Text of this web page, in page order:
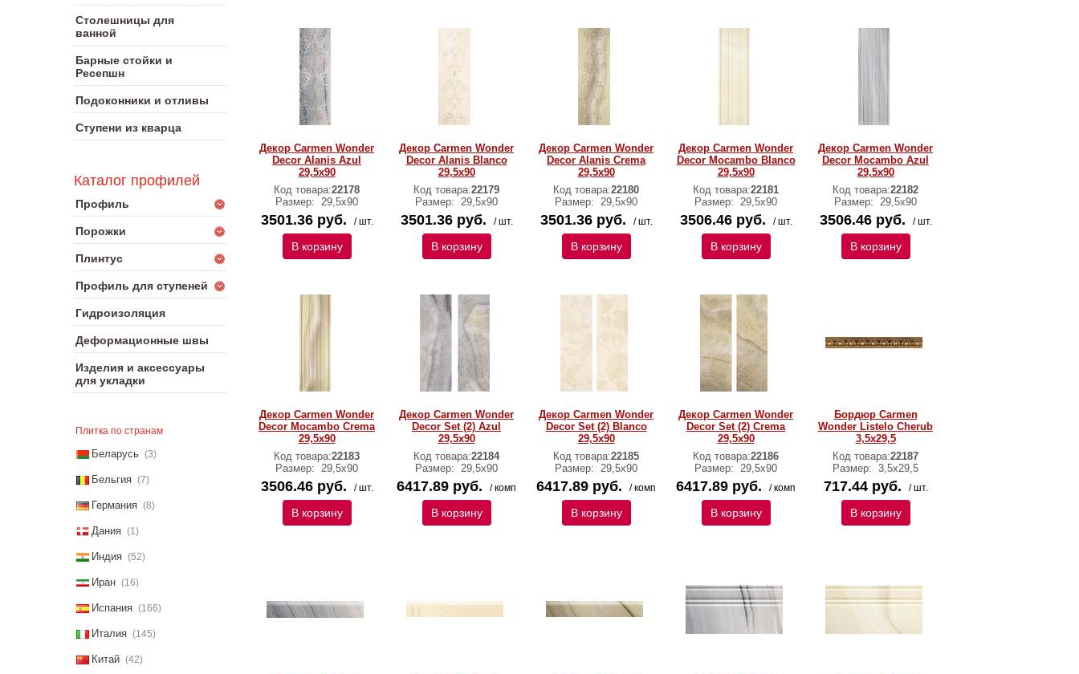
Столешницы для
ванной
Барные стойки и
Ресепшн
Подоконники и отливы
Ступени из кварца
Каталог профилей
Профиль
Порожки
Плинтус
Профиль для ступеней
Гидроизоляция
Деформационные швы
Изделия и аксессуары
для укладки
Плитка по странам
Беларусь (3)
Бельгия (7)
Германия (8)
Дания (1)
Индия (52)
Иран (16)
Испания (166)
Италия (145)
Китай (42)
Декор Carmen Wonder
Decor Alanis Azul
29,5х90
Код товара:22178
Размер: 29,5х90
3501.36 руб. / шт.
В корзину
Декор Carmen Wonder
Decor Alanis Blanco
29,5х90
Код товара:22179
Размер: 29,5х90
3501.36 руб. / шт.
В корзину
Декор Carmen Wonder
Decor Alanis Crema
29,5х90
Код товара:22180
Размер: 29,5х90
3501.36 руб. / шт.
В корзину
Декор Carmen Wonder
Decor Mocambo Blanco
29,5х90
Код товара:22181
Размер: 29,5х90
3506.46 руб. / шт.
В корзину
Декор Carmen Wonder
Decor Mocambo Azul
29,5х90
Код товара:22182
Размер: 29,5х90
3506.46 руб. / шт.
В корзину
Декор Carmen Wonder
Decor Mocambo Crema
29,5х90
Код товара:22183
Размер: 29,5х90
3506.46 руб. / шт.
В корзину
Декор Carmen Wonder
Decor Set (2) Azul
29,5х90
Код товара:22184
Размер: 29,5х90
6417.89 руб. / комп
В корзину
Декор Carmen Wonder
Decor Set (2) Blanco
29,5х90
Код товара:22185
Размер: 29,5х90
6417.89 руб. / комп
В корзину
Декор Carmen Wonder
Decor Set (2) Crema
29,5х90
Код товара:22186
Размер: 29,5х90
6417.89 руб. / комп
В корзину
Бордюр Carmen
Wonder Listelo Cherub
3,5х29,5
Код товара:22187
Размер: 3,5х29,5
717.44 руб. / шт.
В корзину